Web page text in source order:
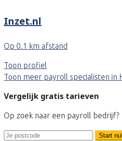
Inzet.nl
Op 0.1 km afstand
Toon profiel
Toon meer payroll specialisten in
Vergelijk gratis tarieven
Op zoek naar een payroll bedrijf?
Start nu!